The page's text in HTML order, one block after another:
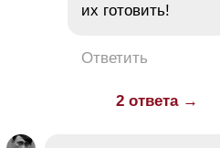
их готовить!
Ответить
2 ответа →